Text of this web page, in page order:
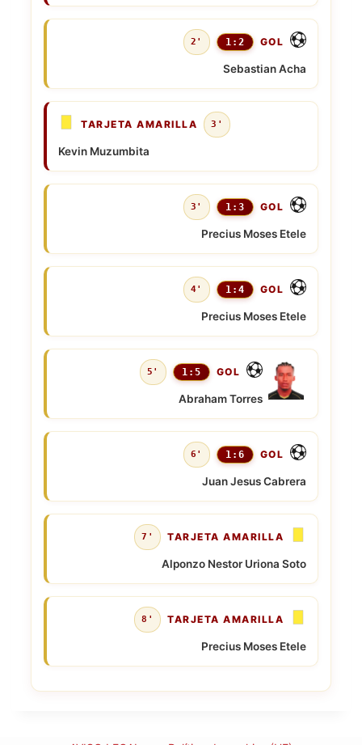
2' 1:2 GOL
Sebastian Acha
TARJETA AMARILLA 3'
Kevin Muzumbita
3' 1:3 GOL
Precius Moses Etele
4' 1:4 GOL
Precius Moses Etele
5' 1:5 GOL
Abraham Torres
6' 1:6 GOL
Juan Jesus Cabrera
7' TARJETA AMARILLA
Alponzo Nestor Uriona Soto
8' TARJETA AMARILLA
Precius Moses Etele